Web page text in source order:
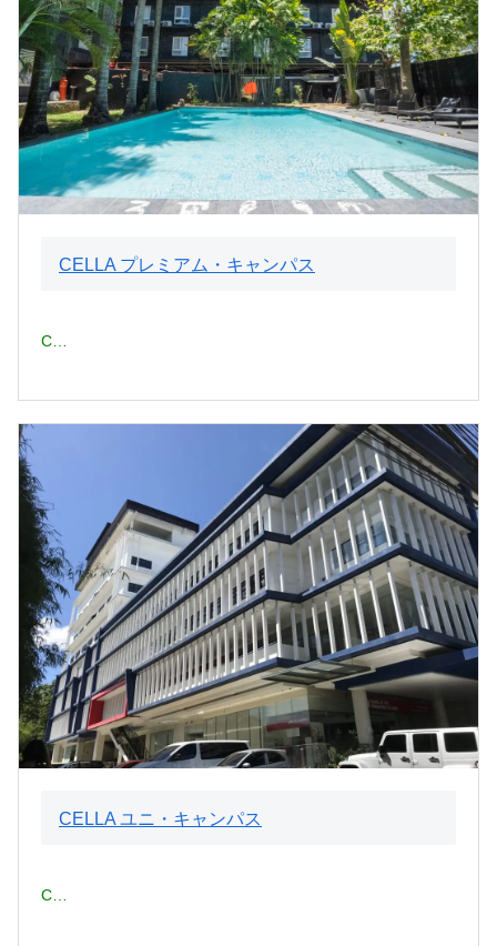
CELLA プレミアム・キャンパス
C…
CELLA ユニ・キャンパス
C…